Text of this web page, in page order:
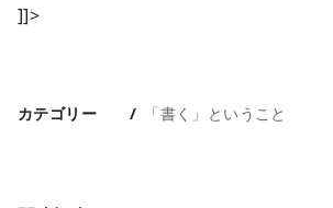
]]>
カテゴリー 「書く」ということ